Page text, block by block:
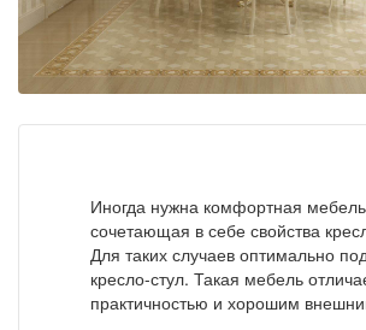
Иногда нужна комфортная
сочетающая в себе свойства
Для таких случаев оптимально
кресло-стул. Такая мебель
практичностью и хорошим